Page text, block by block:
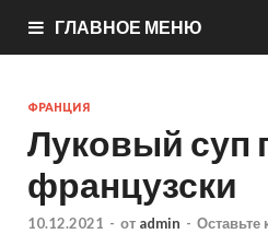
ГЛАВНОЕ МЕНЮ
ФРАНЦИЯ
Луковый суп
французски
10.12.2021 - от admin - Оставьте